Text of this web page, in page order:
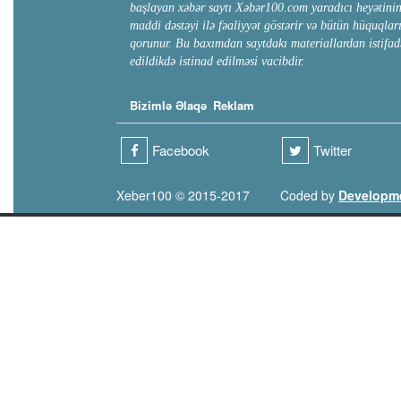
başlayan xəbər saytı Xəbər100.com yaradıcı heyətinin
maddi dəstəyi ilə fəaliyyət göstərir və bütün hüquqları
qorunur. Bu baxımdan saytdakı materiallardan
edildikdə istinad edilməsi vacibdir.
Bizimlə Əlaqə Reklam
Facebook Twitter
Xeber100 © 2015-2017 Coded by